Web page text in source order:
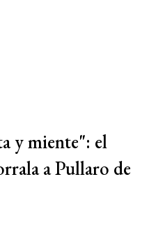
y miente": el
a Pullaro de